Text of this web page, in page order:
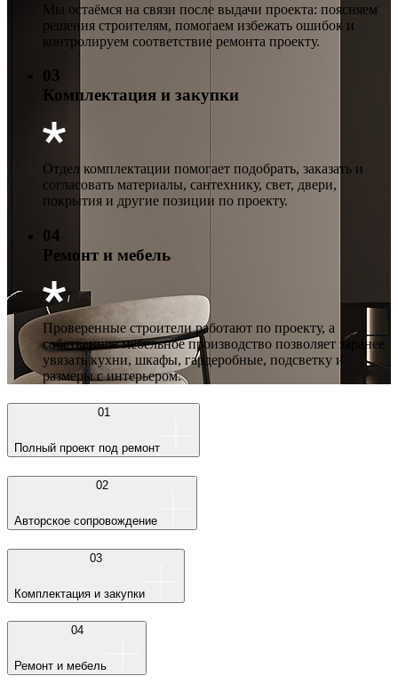
Мы остаёмся на связи после выдачи проекта: поясняем
решения строителям, помогаем избежать ошибок и
контролируем соответствие ремонта проекту.
03
Комплектация и закупки
Отдел комплектации помогает подобрать, заказать и
согласовать материалы, сантехнику, свет, двери,
покрытия и другие позиции по проекту.
04
Ремонт и мебель
Проверенные строители работают по проекту, а
собственное мебельное производство позволяет заранее
увязать кухни, шкафы, гардеробные, подсветку и
размеры с интерьером.
01
Полный проект под ремонт
02
Авторское сопровождение
03
Комплектация и закупки
04
Ремонт и мебель